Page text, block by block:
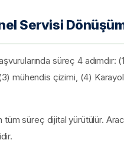
Servisi
süreç 4
mühendis çizimi, (4)
tüm süreç dijital yürütülür.